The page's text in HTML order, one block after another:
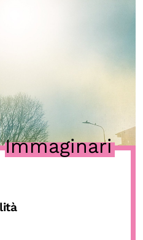
Immaginari